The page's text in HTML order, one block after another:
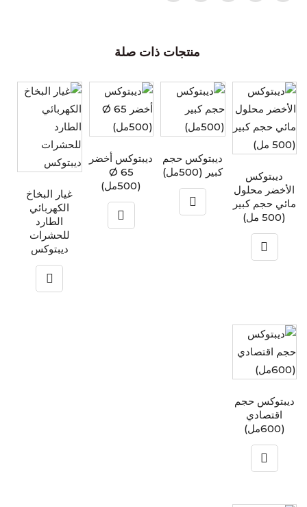
منتجات ذات صلة
ديبتوكس
الأخضر محلول
مائي حجم كبير
(500 مل)
ديبتوكس حجم
كبير (500مل)
ديبتوكس أخضر
Ø 65
(500مل)
غيار البخاخ
الكهربائي
الطارد
للحشرات
ديبتوكس
ديبتوكس حجم
اقتصادي
(600مل)